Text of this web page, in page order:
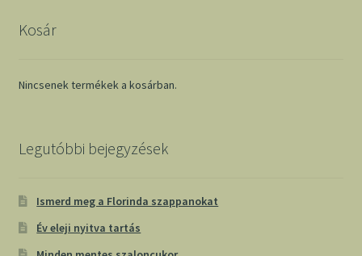
Kosár
Nincsenek termékek a kosárban.
Legutóbbi bejegyzések
Ismerd meg a Florinda szappanokat
Év eleji nyitva tartás